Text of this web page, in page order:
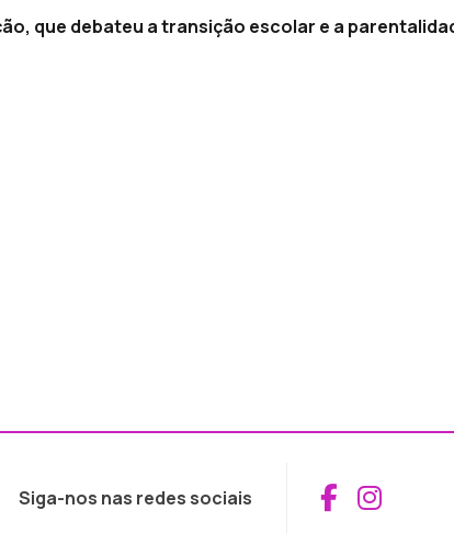
que debateu a transição escolar e a
Siga-nos nas redes sociais Aceder